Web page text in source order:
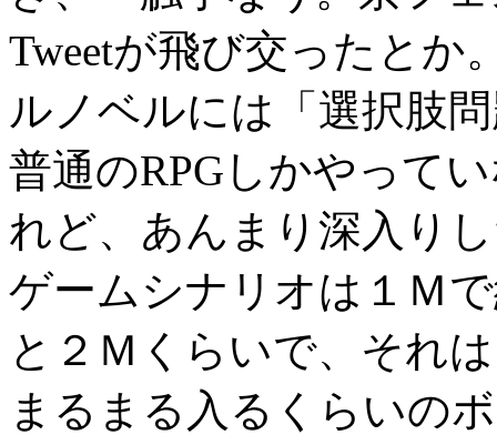
Tweetが飛び交ったとか
ルノベルには「選択肢
普通のRPGしかやって
れど、あんまり深入り
ゲームシナリオは１Ｍ
と２Ｍくらいで、それ
まるまる入るくらいの